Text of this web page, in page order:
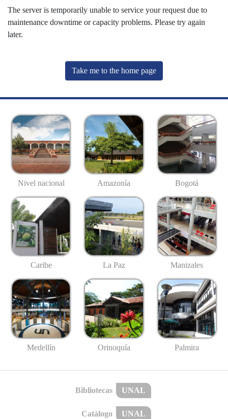
The server is temporarily unable to service your request due to
maintenance downtime or capacity problems. Please try again
later.
Take me to the home page
Nivel nacional Amazonía Bogotá
Caribe La Paz Manizales
Medellín Orinoquía Palmira
Bibliotecas UNAL
Catálogo UNAL